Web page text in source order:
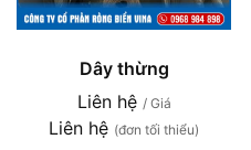
Dây thừng
Liên hệ / Giá
Liên hệ (đơn tối thiểu)